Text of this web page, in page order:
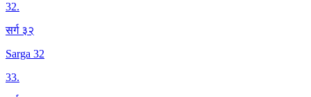
32.
सर्ग ३२
Sarga 32
33.